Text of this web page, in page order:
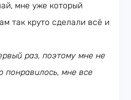
мне уже который
так круто сделали всё и
раз, поэтому мне не
понравилось, мне все